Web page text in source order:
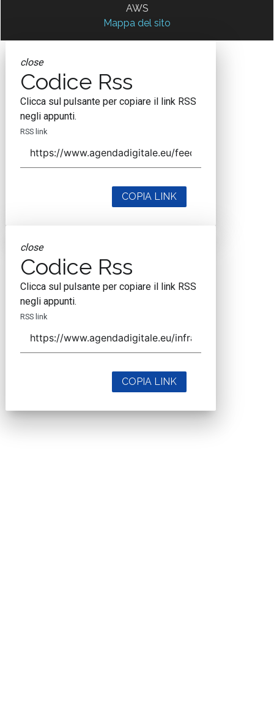
AWS
Mappa del sito
close
Codice Rss
Clicca sul pulsante per copiare il link RSS
negli appunti.
RSS link
COPIA LINK
close
Codice Rss
Clicca sul pulsante per copiare il link RSS
negli appunti.
RSS link
COPIA LINK